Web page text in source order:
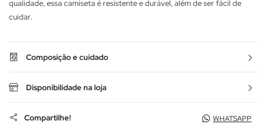
qualidade, essa camiseta é resistente e durável, além de ser fácil de
cuidar.
Composição e cuidado
Disponibilidade na loja
Compartilhe! WHATSAPP